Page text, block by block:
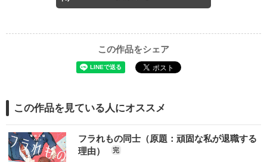
この作品をシェア
この作品を見ている人にオススメ
フラれもの同士（原題：頑固な私が退職する
理由）
完